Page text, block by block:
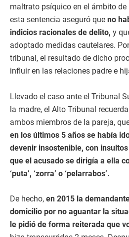
maltrato psíquico en el ámbito de
esta sentencia aseguró que no
indicios racionales de delito, y
adoptado medidas cautelares.
tribunal, el resultado de dicho
influir en las relaciones padre e
Llevado el caso ante el Tribunal
la madre, el Alto Tribunal
ambos miembros de la pareja,
en los últimos 5 años se había
devenir insostenible, con
que el acusado se dirigía a ella
‘puta’, ‘zorra’ o ‘pelarrabos’.
De hecho, en 2015 la
domicilio por no aguantar la
le pidió de forma reiterada que